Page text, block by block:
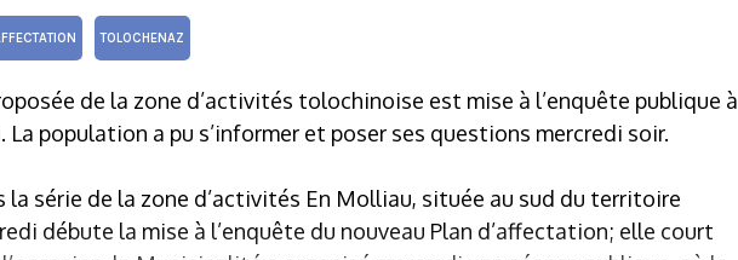
TOLOCHENAZ
de la zone d’activités tolochinoise est mise à l’enquête publique à
La population a pu s’informer et poser ses questions mercredi soir.
la série de la zone d’activités En Molliau, située au sud du territoire
débute la mise à l’enquête du nouveau Plan d’affectation; elle court